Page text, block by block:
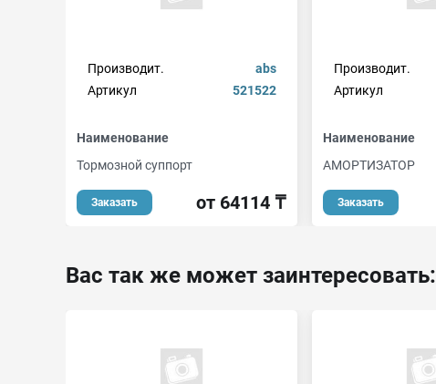
Производит.
abs
Артикул
521522
Наименование
Тормозной суппорт
Заказать от 64114 ₸
Производит.
Артикул
Наименование
АМОРТИЗАТОР
Заказать
Вас так же может заинтересовать: